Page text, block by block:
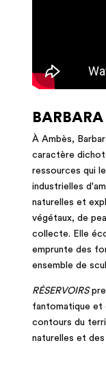
À Ambès,
caractère
ressources qui
industrielles
naturelles et
végétaux, de
collecte. Elle
emprunte des
ensemble de
RÉSERVOIRS
fantomatique et
contours du
naturelles et